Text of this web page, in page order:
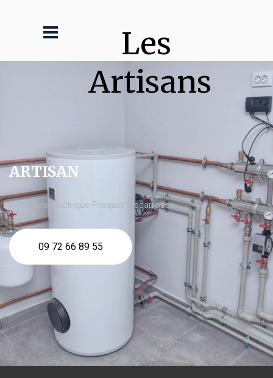
Les
Artisans
ARTISAN
chaudière électrique Frisquet Biscarrosse
09 72 66 89 55